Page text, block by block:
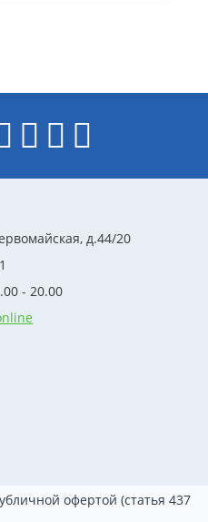
д.44/20
- 20.00
офертой (статья 437